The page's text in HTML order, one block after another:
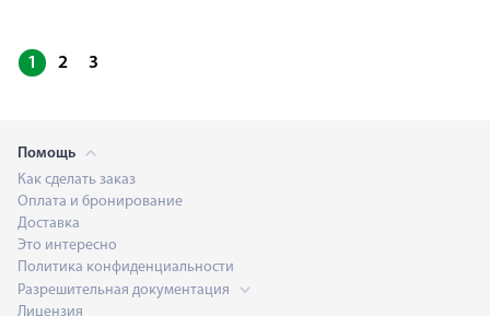
1 2 3
Помощь
Как сделать заказ
Оплата и бронирование
Доставка
Это интересно
Политика конфиденциальности
Разрешительная документация
Лицензия